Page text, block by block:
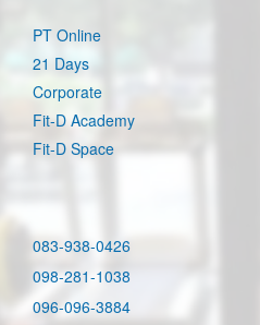
PT Online
21 Days
Corporate
Fit-D Academy
Fit-D Space
083-938-0426
098-281-1038
096-096-3884